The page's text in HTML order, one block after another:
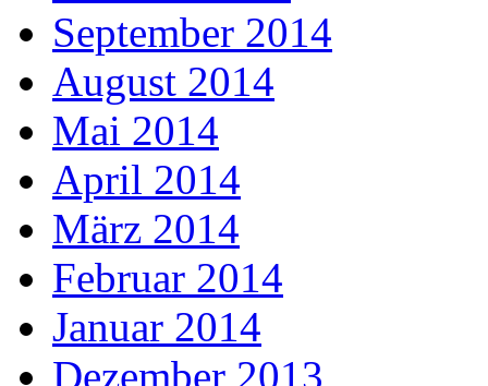
September 2014
August 2014
Mai 2014
April 2014
März 2014
Februar 2014
Januar 2014
Dezember 2013